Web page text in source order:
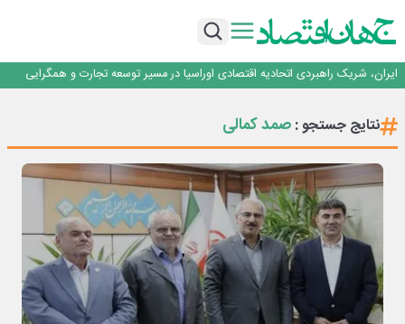
برنده این رقابت داستان‌نویسی، انسان نبود!
ایران، شریک راهبردی اتحادیه اقتصادی اوراسیا در مسیر توسعه تجارت و همگرایی
منطقه‌ای
جمنای دستیار اصلی گوشی‌های اندرویدی می‌شود
برنده این رقابت داستان‌نویسی، انسان نبود!
ایران، شریک راهبردی اتحادیه اقتصادی اوراسیا در مسیر توسعه تجارت و همگرایی
نتایج جستجو :صمد کمالی